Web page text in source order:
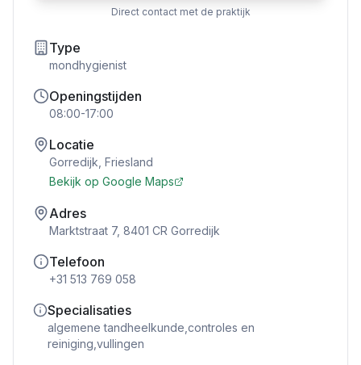
Direct contact met de praktijk
Type
mondhygienist
Openingstijden
08:00-17:00
Locatie
Gorredijk Friesland
Bekijk op Google Maps
Adres
Marktstraat 7, 8401 CR Gorredijk
Telefoon
+31 513 769 058
Specialisaties
algemene tandheelkunde,controles en
reiniging,vullingen